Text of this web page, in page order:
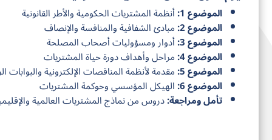
الموضوع 1: أنظمة المشتريات الحكومية والأطر القانونية
الموضوع 2: مبادئ الشفافية والمنافسة والإنصاف
الموضوع 3: أدوار ومسؤوليات أصحاب المصلحة
الموضوع 4: مراحل وأهداف دورة حياة المشتريات
الموضوع 5: مقدمة لأنظمة المناقصات الإلكترونية والبوابات
الموضوع 6: الهيكل المؤسسي وحوكمة المشتريات
تأمل ومراجعة:دروس من نماذج المشتريات العالمية